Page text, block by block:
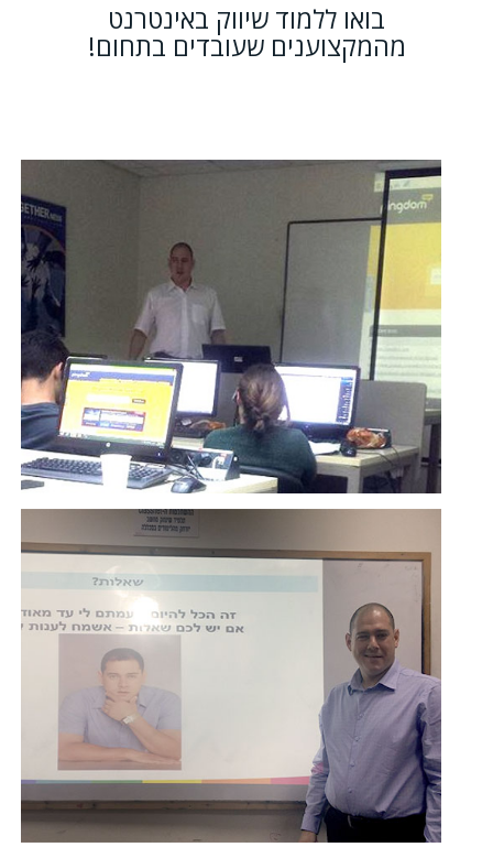
בואו ללמוד שיווק באינטרנט
מהמקצוענים שעובדים בתחום!